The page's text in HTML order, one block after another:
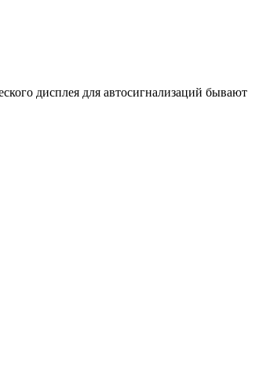
дисплея для автосигнализаций бывают